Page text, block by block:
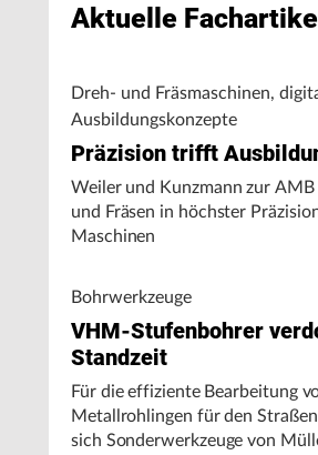
Aktuelle Fachartikel
Dreh- und Fräsmaschinen,
Ausbildungskonzepte
Präzision trifft
Weiler und Kunzmann zur
und Fräsen in höchster
Maschinen
Bohrwerkzeuge
VHM-Stufenbohrer
Standzeit
Für die effiziente Bearbeitung
Metallrohlingen für den
sich Sonderwerkzeuge von